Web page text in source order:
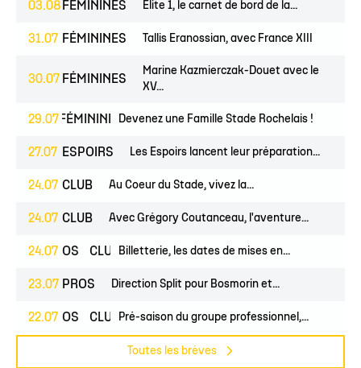
03.08 FÉMININES Élite 1, le carnet de bord de la...
31.07 FÉMININES Tallis Eranossian, avec France XIII
30.07 FÉMININES
Marine Kazmierczak-Douet avec le
XV...
29.07FÉMININES CLUB
Devenez une Famille Stade Rochelais !
27.07 ESPOIRS Les Espoirs lancent leur préparation...
24.07 CLUB Au Coeur du Stade, vivez la...
24.07 CLUB Avec Grégory Coutanceau, l'aventure...
24.07
PROS CLUB Billetterie, les dates de mises en...
23.07 PROS Direction Split pour Bosmorin et...
22.07
PROS CLUB Pré-saison du groupe professionnel,...
Toutes les brèves